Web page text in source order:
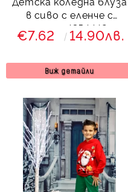
в сиво с еленче с
шалче 4354442
€7.62 14.90лв.
Виж детайли